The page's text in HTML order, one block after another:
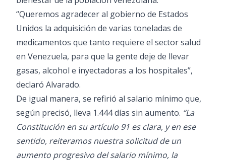
“Queremos agradecer al gobierno de Estados
Unidos la adquisición de varias toneladas de
medicamentos que tanto requiere el sector salud
en Venezuela, para que la gente deje de llevar
gasas, alcohol e inyectadoras a los hospitales”,
declaró Alvarado.
De igual manera, se refirió al salario mínimo que,
según precisó, lleva 1.444 días sin aumento. “La
Constitución en su artículo 91 es clara, y en ese
sentido, reiteramos nuestra solicitud de un
aumento progresivo del salario mínimo, la